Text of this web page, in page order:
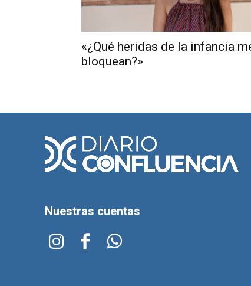
«¿Qué heridas de la infancia
bloquean?»
Nuestras cuentas